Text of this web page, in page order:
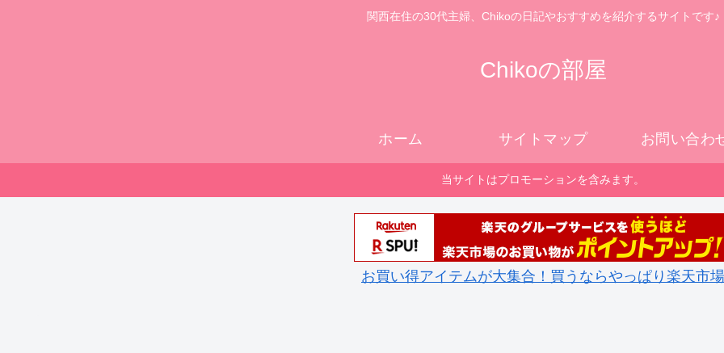
関西在住の30代主婦、Chikoの日記やおすすめを紹介するサイトです♪
Chikoの部屋
ホーム サイトマップ お問い合わ
当サイトはプロモーションを含みます。
お買い得アイテムが大集合！買うならやっぱり楽天市場